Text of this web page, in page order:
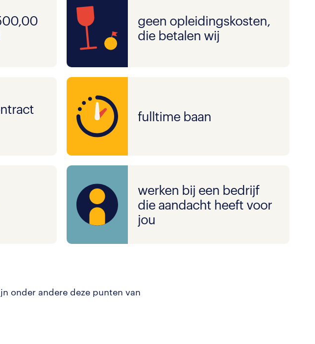
geen opleidingskosten,
die betalen wij
fulltime baan
werken bij een bedrijf
die aandacht heeft voor
jou
onder andere deze punten van